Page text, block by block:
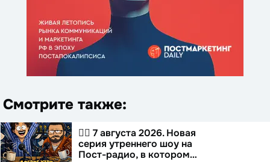
Смотрите также:
☝🏻 7 августа 2026. Новая
серия утреннего шоу на
Пост-радио, в котором…